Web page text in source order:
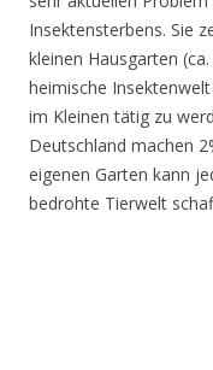
Insektensterbens. Sie
kleinen Hausgarten
heimische
im Kleinen tätig zu
Deutschland machen
eigenen Garten kann
bedrohte Tierwelt